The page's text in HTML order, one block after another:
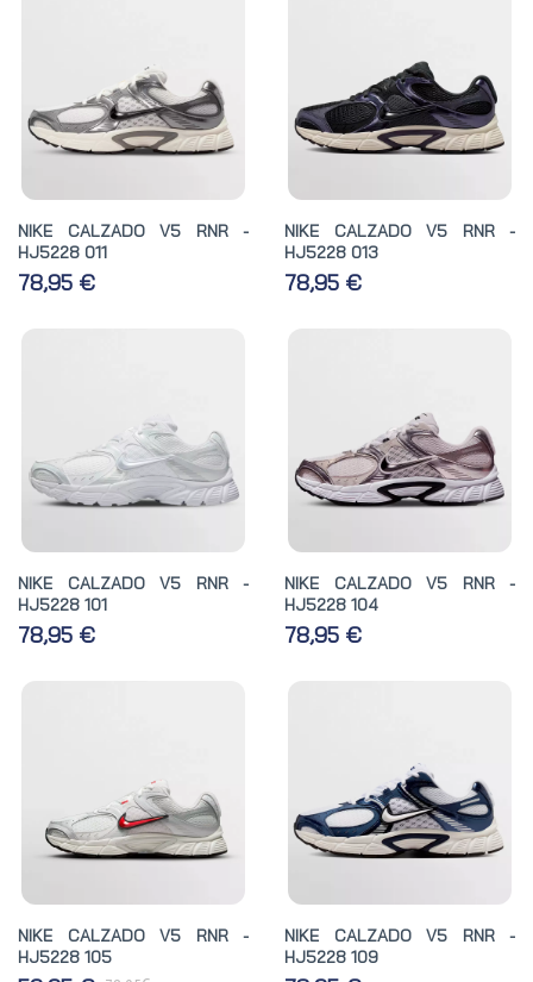
NIKE CALZADO V5 RNR -
HJ5228 011
78,95 €
NIKE CALZADO V5 RNR -
HJ5228 013
78,95 €
NIKE CALZADO V5 RNR -
HJ5228 101
78,95 €
NIKE CALZADO V5 RNR -
HJ5228 104
78,95 €
NIKE CALZADO V5 RNR -
HJ5228 105
NIKE CALZADO V5 RNR -
HJ5228 109